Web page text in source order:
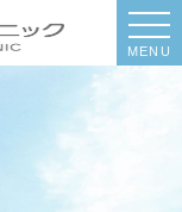
MENU